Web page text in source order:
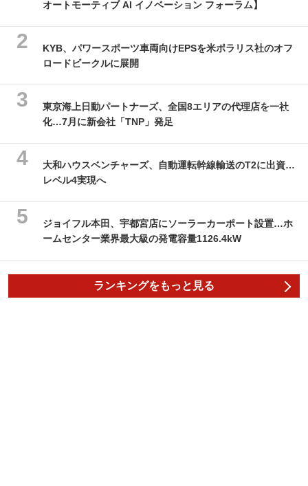
オートモーティブ AI イノベーション フォーラム】
KYB、パワースポーツ車両向けEPSを米ポラリス社のオフ
ロードビークルに展開
東京海上日動パートナーズ、全国8エリアの代理店を一社
化…7月に新会社「TNP」発足
大和ハウスベンチャーズ、自動運転幹線輸送のT2に出資…
レベル4実現へ
ジョイフル本田、宇都宮店にソーラーカーポート設置…ホ
ームセンター業界最大級の発電容量1126.4kW
ランキングをもっと見る